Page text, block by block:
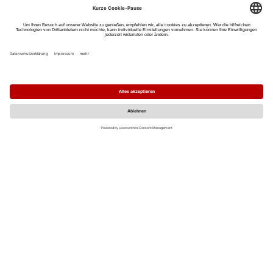
eventportal@fwtm.de
Impressum